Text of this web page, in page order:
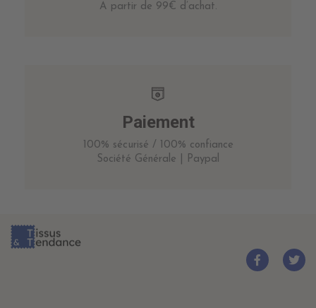
A partir de 99€ d’achat.
Paiement
100% sécurisé / 100% confiance
Société Générale | Paypal